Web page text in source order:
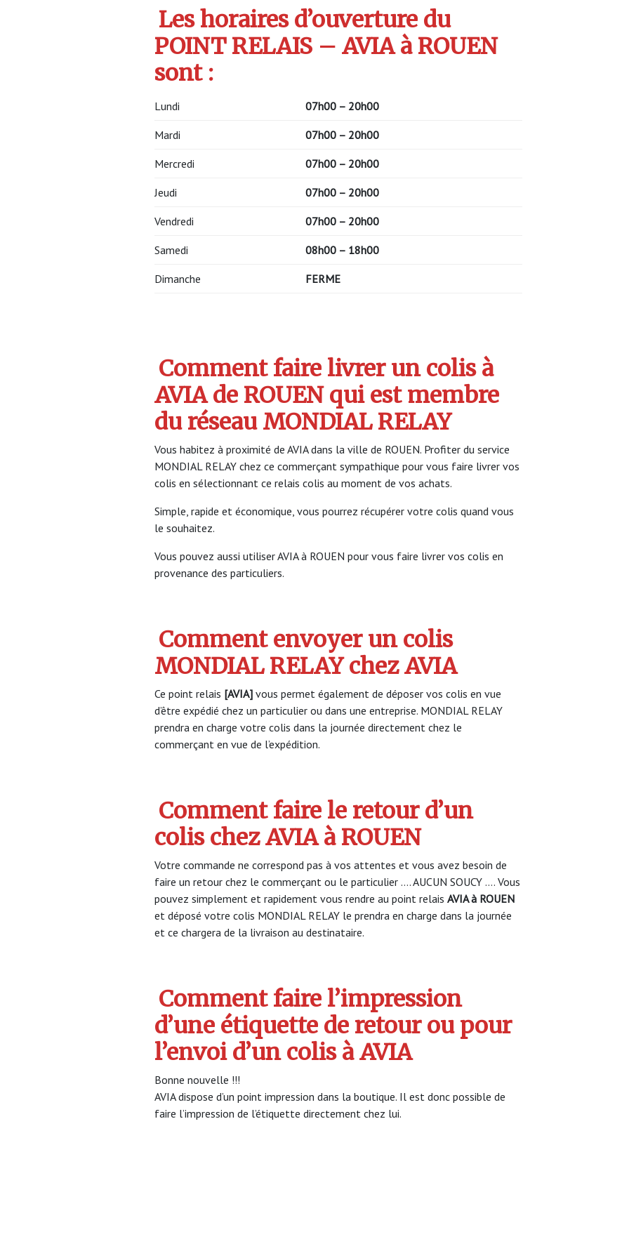
Les horaires d’ouverture du
POINT RELAIS – AVIA à ROUEN
sont :
Lundi 07h00 – 20h00
Mardi 07h00 – 20h00
Mercredi 07h00 – 20h00
Jeudi 07h00 – 20h00
Vendredi 07h00 – 20h00
Samedi 08h00 – 18h00
Dimanche FERME
Comment faire livrer un colis à
AVIA de ROUEN qui est membre
du réseau MONDIAL RELAY
Vous habitez à proximité de AVIA dans la ville de ROUEN. Profiter du service
MONDIAL RELAY chez ce commerçant sympathique pour vous faire livrer vos
colis en sélectionnant ce relais colis au moment de vos achats.
Simple, rapide et économique, vous pourrez récupérer votre colis quand vous
le souhaitez.
Vous pouvez aussi utiliser AVIA à ROUEN pour vous faire livrer vos colis en
provenance des particuliers.
Comment envoyer un colis
MONDIAL RELAY chez AVIA
Ce point relais [AVIA] vous permet également de déposer vos colis en vue
d’être expédié chez un particulier ou dans une entreprise. MONDIAL RELAY
prendra en charge votre colis dans la journée directement chez le
commerçant en vue de l’expédition.
Comment faire le retour d’un
colis chez AVIA à ROUEN
Votre commande ne correspond pas à vos attentes et vous avez besoin de
faire un retour chez le commerçant ou le particulier …. AUCUN SOUCY …. Vous
pouvez simplement et rapidement vous rendre au point relais AVIA à ROUEN
et déposé votre colis MONDIAL RELAY le prendra en charge dans la journée
et ce chargera de la livraison au destinataire.
Comment faire l’impression
d’une étiquette de retour ou pour
l’envoi d’un colis à AVIA
Bonne nouvelle !!!
AVIA dispose d’un point impression dans la boutique. Il est donc possible de
faire l’impression de l’étiquette directement chez lui.